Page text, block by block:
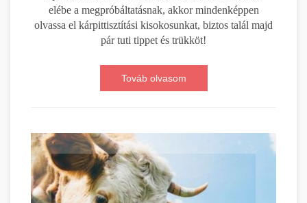
elébe a megpróbáltatásnak, akkor mindenképpen
olvassa el kárpittisztítási kisokosunkat, biztos talál majd
pár tuti tippet és trükköt!
Továb olvasom